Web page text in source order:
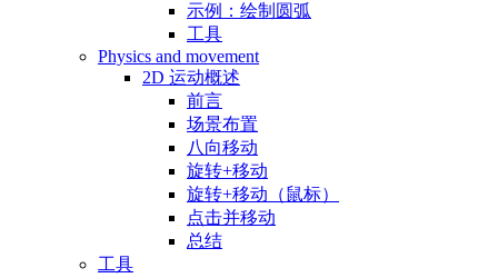
示例：绘制圆弧
工具
Physics and movement
2D 运动概述
前言
场景布置
八向移动
旋转+移动
旋转+移动（鼠标）
点击并移动
总结
工具